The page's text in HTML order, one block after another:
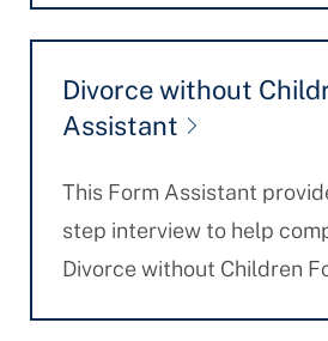
Divorce without
Assistant
This Form Assistant
step interview to help
Divorce without Children